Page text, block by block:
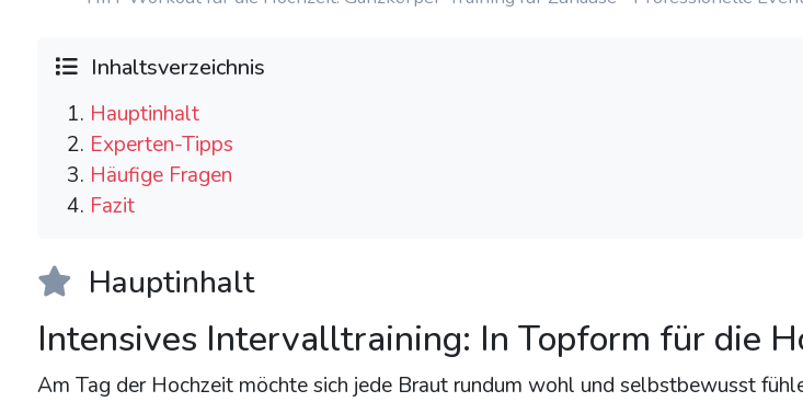
Inhaltsverzeichnis
Hauptinhalt
Experten-Tipps
Häufige Fragen
Fazit
Hauptinhalt
Intensives Intervalltraining: In Topform für die
Am Tag der Hochzeit möchte sich jede Braut rundum wohl und selbstbewusst